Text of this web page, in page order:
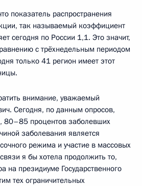
показатель распространения
так называемый коэффициент
сегодня по России 1,1. Это значит,
с трёхнедельным периодом
только 41 регион имеет этот
внимание, уважаемый
Сегодня, по данным опросов,
80–85 процентов заболевших
заболевания является
режима и участие в массовых
я бы хотела продолжить то,
на президиуме Государственного
тех ограничительных